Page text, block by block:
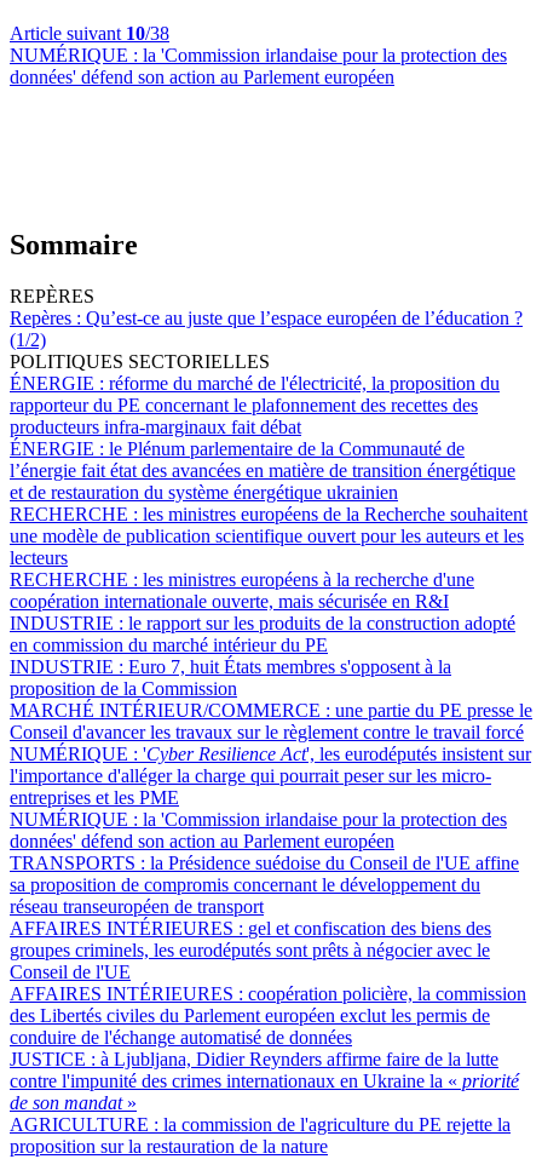
Article suivant 10/38
NUMÉRIQUE : la 'Commission irlandaise pour la protection des
données' défend son action au Parlement européen
Sommaire
REPÈRES
Repères : Qu’est-ce au juste que l’espace européen de l’éducation ?
(1/2)
POLITIQUES SECTORIELLES
ÉNERGIE : réforme du marché de l'électricité, la proposition du
rapporteur du PE concernant le plafonnement des recettes des
producteurs infra-marginaux fait débat
ÉNERGIE : le Plénum parlementaire de la Communauté de
l’énergie fait état des avancées en matière de transition énergétique
et de restauration du système énergétique ukrainien
RECHERCHE : les ministres européens de la Recherche souhaitent
une modèle de publication scientifique ouvert pour les auteurs et les
lecteurs
RECHERCHE : les ministres européens à la recherche d'une
coopération internationale ouverte, mais sécurisée en R&I
INDUSTRIE : le rapport sur les produits de la construction adopté
en commission du marché intérieur du PE
INDUSTRIE : Euro 7, huit États membres s'opposent à la
proposition de la Commission
MARCHÉ INTÉRIEUR/COMMERCE : une partie du PE presse le
Conseil d'avancer les travaux sur le règlement contre le travail forcé
NUMÉRIQUE : 'Cyber Resilience Act', les eurodéputés insistent sur
l'importance d'alléger la charge qui pourrait peser sur les micro-
entreprises et les PME
NUMÉRIQUE : la 'Commission irlandaise pour la protection des
données' défend son action au Parlement européen
TRANSPORTS : la Présidence suédoise du Conseil de l'UE affine
sa proposition de compromis concernant le développement du
réseau transeuropéen de transport
AFFAIRES INTÉRIEURES : gel et confiscation des biens des
groupes criminels, les eurodéputés sont prêts à négocier avec le
Conseil de l'UE
AFFAIRES INTÉRIEURES : coopération policière, la commission
des Libertés civiles du Parlement européen exclut les permis de
conduire de l'échange automatisé de données
JUSTICE : à Ljubljana, Didier Reynders affirme faire de la lutte
contre l'impunité des crimes internationaux en Ukraine la « priorité
de son mandat »
AGRICULTURE : la commission de l'agriculture du PE rejette la
proposition sur la restauration de la nature